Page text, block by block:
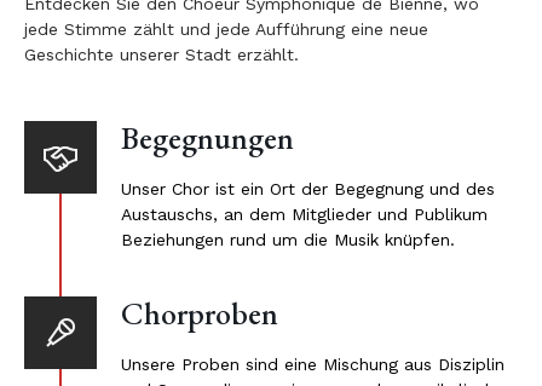
jede Stimme zählt und jede Aufführung eine neue
Geschichte unserer Stadt erzählt.
Begegnungen
Unser Chor ist ein Ort der Begegnung und des
Austauschs, an dem Mitglieder und Publikum
Beziehungen rund um die Musik knüpfen.
Chorproben
Unsere Proben sind eine Mischung aus Disziplin